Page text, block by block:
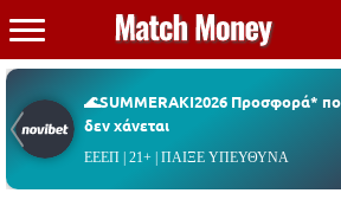
🌊SUMMERAKI2026 Προσφορά*
δεν χάνεται
ΕΕΕΠ | 21+ | ΠΑΙΞΕ ΥΠΕΥΘΥΝΑ